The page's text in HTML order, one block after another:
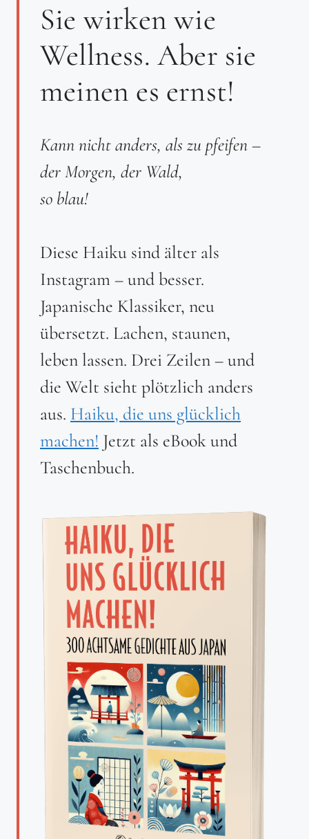
Sie wirken wie
Wellness. Aber sie
meinen es ernst!
Kann nicht anders, als zu pfeifen –
der Morgen, der Wald,
so blau!
Diese Haiku sind älter als
Instagram – und besser.
Japanische Klassiker, neu
übersetzt. Lachen, staunen,
leben lassen. Drei Zeilen – und
die Welt sieht plötzlich anders
aus. Haiku, die uns glücklich
machen! Jetzt als eBook und
Taschenbuch.